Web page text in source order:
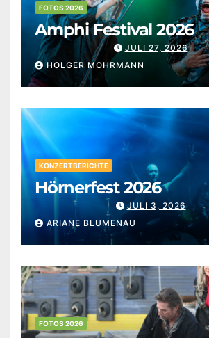
FOTOS 2026
Amphi Festival 2026
JULI 27, 2026
HOLGER MOHRMANN
KONZERTBERICHTE
Hörnerfest 2026
JULI 3, 2026
ARIANE BLUMENAU
FOTOS 2026